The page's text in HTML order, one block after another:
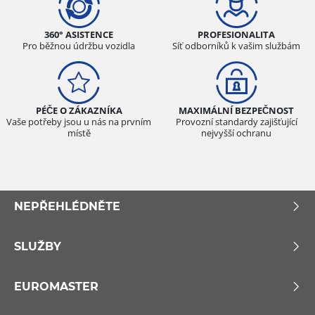
360° ASISTENCE
Pro běžnou údržbu vozidla
PROFESIONALITA
Síť odborníků k vašim službám
PÉČE O ZÁKAZNÍKA
Vaše potřeby jsou u nás na prvním
místě
MAXIMÁLNÍ BEZPEČNOST
Provozní standardy zajišťující
nejvyšší ochranu
NEPŘEHLÉDNĚTE
SLUŽBY
EUROMASTER